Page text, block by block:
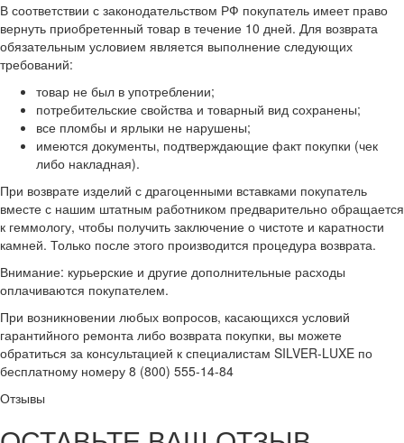
В соответствии с законодательством РФ покупатель имеет право
вернуть приобретенный товар в течение 10 дней. Для возврата
обязательным условием является выполнение следующих
требований:
товар не был в употреблении;
потребительские свойства и товарный вид сохранены;
все пломбы и ярлыки не нарушены;
имеются документы, подтверждающие факт покупки (чек
либо накладная).
При возврате изделий с драгоценными вставками покупатель
вместе с нашим штатным работником предварительно обращается
к геммологу, чтобы получить заключение о чистоте и каратности
камней. Только после этого производится процедура возврата.
Внимание: курьерские и другие дополнительные расходы
оплачиваются покупателем.
При возникновении любых вопросов, касающихся условий
гарантийного ремонта либо возврата покупки, вы можете
обратиться за консультацией к специалистам SILVER-LUXE по
бесплатному номеру 8 (800) 555-14-84
Отзывы